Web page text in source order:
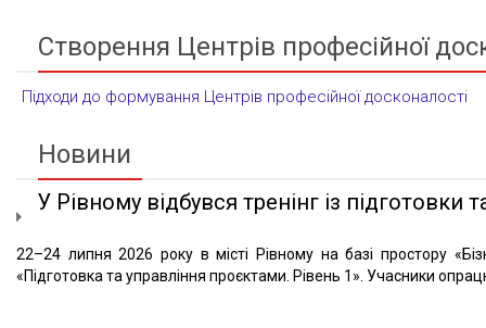
Створення Центрів професійної
Підходи до формування Центрів професійної досконалості
Новини
У Рівному відбувся тренінг із підготовки
22–24 липня 2026 року в місті Рівному на базі простору
«Підготовка та управління проєктами. Рівень 1». Учасники